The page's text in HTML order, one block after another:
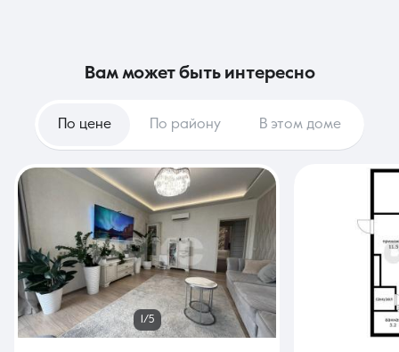
вам может быть интересно
По цене По району В этом доме
1/5